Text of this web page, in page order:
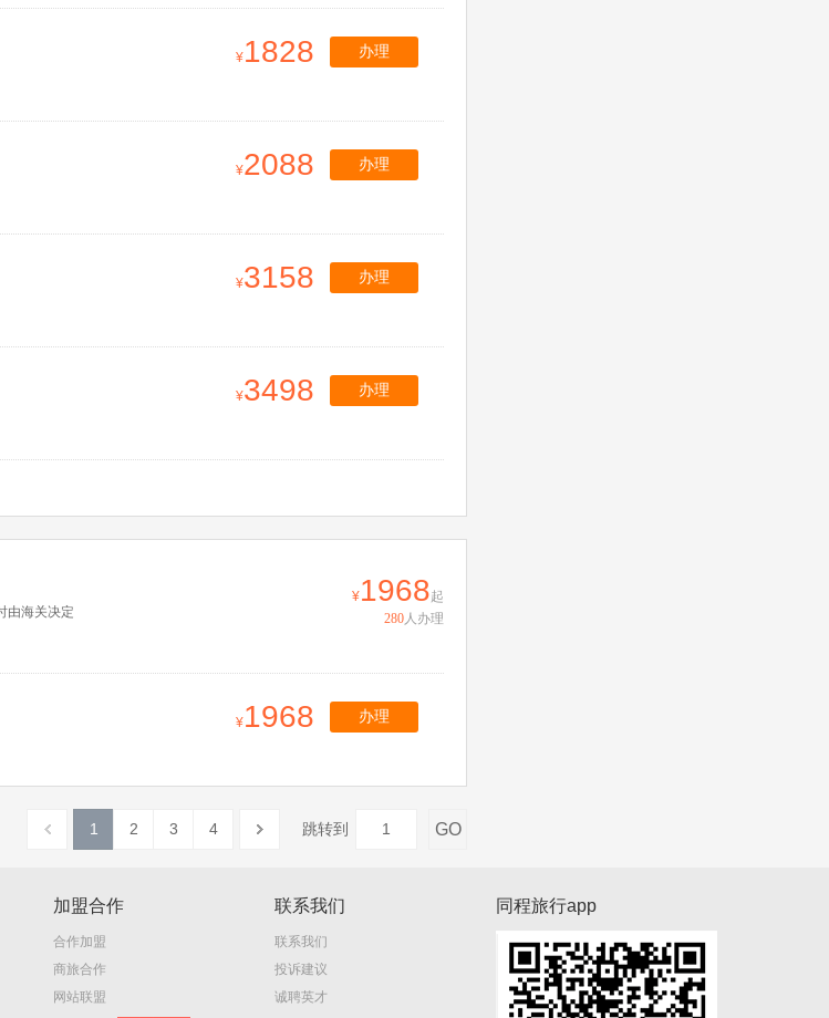
1828 办理
2088 办理
3158 办理
3498 办理
由海关决定
1968起
280人办理
1968 办理
1 2 3 4 跳转到 GO
加盟合作
合作加盟
商旅合作
网站联盟
联系我们
联系我们
投诉建议
诚聘英才
同程旅行app